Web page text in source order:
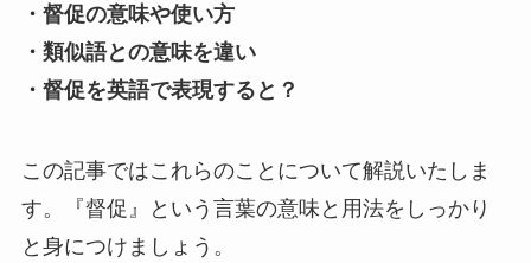
・督促の意味や使い方
・類似語との意味を違い
・督促を英語で表現すると？
この記事ではこれらのことについて解説いたしま
す。『督促』という言葉の意味と用法をしっかり
と身につけましょう。